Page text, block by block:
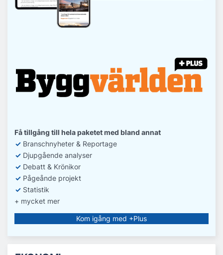
Få tillgång till hela paketet med bland annat
✓ Branschnyheter & Reportage
✓ Djupgående analyser
✓ Debatt & Krönikor
✓ Pågeånde projekt
✓ Statistik
+ mycket mer
Kom igång med +Plus